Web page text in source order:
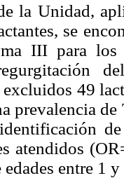
la Unidad,
se
III para los
49
prevalencia
atendidos
entre 1 y